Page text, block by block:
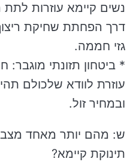
נשים קיימא עוזרות
דרך הפחתת שחיקת
גזי חממה.
* ביטחון תזונתי מוגבר:
עוזרת לוודא שלכולם
ובמחיר זול.
ש: מהם יותר מאחד
תינוקת קיימא?